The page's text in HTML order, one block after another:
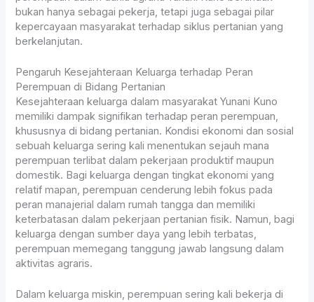
bukan hanya sebagai pekerja, tetapi juga sebagai pilar
kepercayaan masyarakat terhadap siklus pertanian yang
berkelanjutan.
Pengaruh Kesejahteraan Keluarga terhadap Peran
Perempuan di Bidang Pertanian
Kesejahteraan keluarga dalam masyarakat Yunani Kuno
memiliki dampak signifikan terhadap peran perempuan,
khususnya di bidang pertanian. Kondisi ekonomi dan sosial
sebuah keluarga sering kali menentukan sejauh mana
perempuan terlibat dalam pekerjaan produktif maupun
domestik. Bagi keluarga dengan tingkat ekonomi yang
relatif mapan, perempuan cenderung lebih fokus pada
peran manajerial dalam rumah tangga dan memiliki
keterbatasan dalam pekerjaan pertanian fisik. Namun, bagi
keluarga dengan sumber daya yang lebih terbatas,
perempuan memegang tanggung jawab langsung dalam
aktivitas agraris.
Dalam keluarga miskin, perempuan sering kali bekerja di